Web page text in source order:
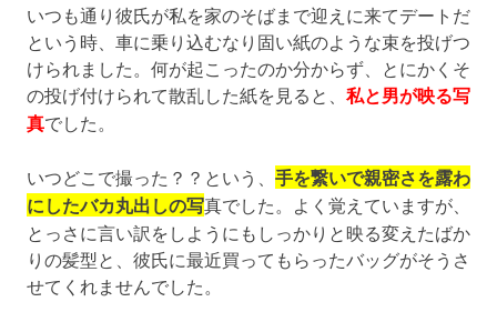
いつも通り彼氏が私を家のそばまで迎えに来てデートだ
という時、車に乗り込むなり固い紙のような束を投げつ
けられました。何が起こったのか分からず、とにかくそ
の投げ付けられて散乱した紙を見ると、 私と男が映る写
真でした。
いつどこで撮った？？という、 手を繋いで親密さを露わ
にしたバカ丸出しの写真でした。よく覚えていますが、
とっさに言い訳をしようにもしっかりと映る変えたばか
りの髪型と、彼氏に最近買ってもらったバッグがそうさ
せてくれませんでした。